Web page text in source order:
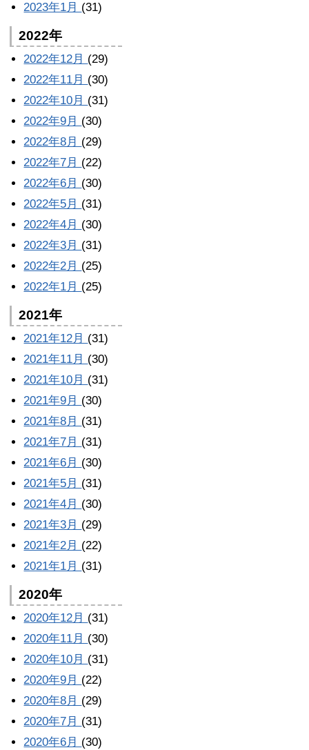
2023年1月 (31)
2022年
2022年12月 (29)
2022年11月 (30)
2022年10月 (31)
2022年9月 (30)
2022年8月 (29)
2022年7月 (22)
2022年6月 (30)
2022年5月 (31)
2022年4月 (30)
2022年3月 (31)
2022年2月 (25)
2022年1月 (25)
2021年
2021年12月 (31)
2021年11月 (30)
2021年10月 (31)
2021年9月 (30)
2021年8月 (31)
2021年7月 (31)
2021年6月 (30)
2021年5月 (31)
2021年4月 (30)
2021年3月 (29)
2021年2月 (22)
2021年1月 (31)
2020年
2020年12月 (31)
2020年11月 (30)
2020年10月 (31)
2020年9月 (22)
2020年8月 (29)
2020年7月 (31)
2020年6月 (30)